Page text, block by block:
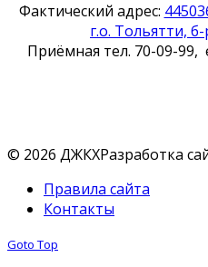
Фактический адрес:
г.о. Тольятти,
Приёмная тел. 70-09-99,
© 2026 ДЖКХРазработка
Правила сайта
Контакты
Goto Top